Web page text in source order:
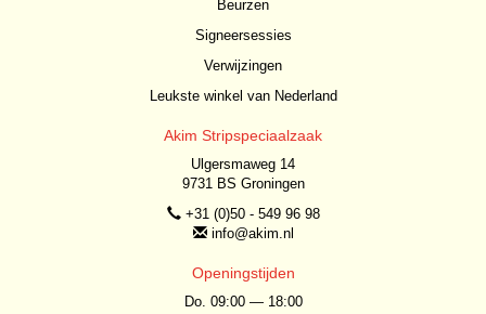
Beurzen
Signeersessies
Verwijzingen
Leukste winkel van Nederland
Akim Stripspeciaalzaak
Ulgersmaweg 14
9731 BS Groningen
+31 (0)50 - 549 96 98
info@akim.nl
Openingstijden
Do. 09:00 — 18:00